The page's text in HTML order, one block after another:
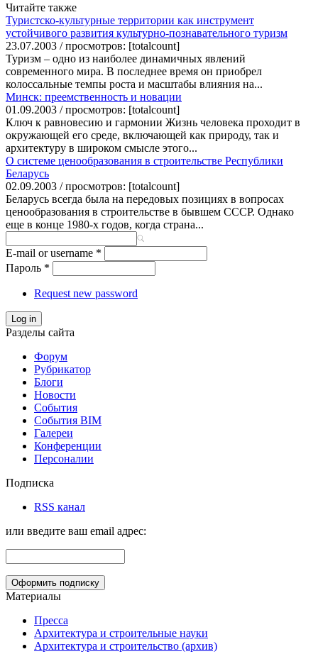
Читайте также
Туристско-культурные территории как инструмент
устойчивого развития культурно-познавательного туризм
23.07.2003 / просмотров: [totalcount]
Туризм – одно из наиболее динамичных явлений
современного мира. В последнее время он приобрел
колоссальные темпы роста и масштабы влияния на...
Минск: преемственность и новации
01.09.2003 / просмотров: [totalcount]
Ключ к равновесию и гармонии Жизнь человека проходит в
окружающей его среде, включающей как природу, так и
архитектуру в широком смысле этого...
О системе ценообразования в строительстве Республики
Беларусь
02.09.2003 / просмотров: [totalcount]
Беларусь всегда была на передовых позициях в вопросах
ценообразования в строительстве в бывшем СССР. Однако
еще в конце 1980-х годов, когда страна...
E-mail or username *
Пароль *
Request new password
Log in
Разделы сайта
Форум
Рубрикатор
Блоги
Новости
События
События BIM
Галереи
Конференции
Персоналии
Подписка
RSS канал
или введите ваш email адрес:
Материалы
Пресса
Архитектура и строительные науки
Архитектура и строительство (архив)